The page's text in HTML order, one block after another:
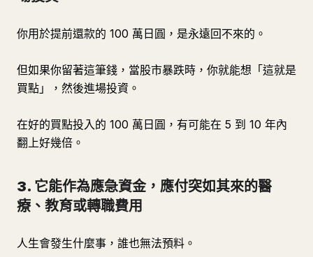
你用於提前還款的 100 萬日圓，是永遠回不來的。
但如果你留著這筆錢，當股市暴跌時，你就能想「這就是
買點」，然後進場投資。
在好的買點投入的 100 萬日圓，有可能在 5 到 10 年內
翻上好幾倍。
3. 它能作為應急資金，應付突如其來的醫
療、教育或轉職費用
人生會發生什麼事，誰也無法預料。